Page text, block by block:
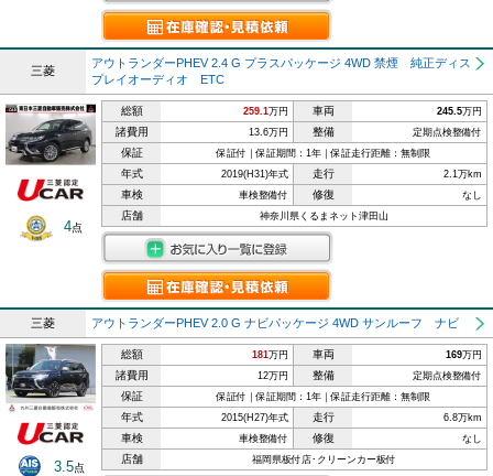
三菱
アウトランダーPHEV 2.4 G プラスパッケージ 4WD 禁煙 純正ディス
プレイオーディオ ETC
4点
総額 259.1万円 車両 245.5万円
諸費用 13.6万円 整備 定期点検整備付
保証 保証付｜保証期間：1年｜保証走行距離：無制限
年式 2019(H31)年式 走行 2.1万km
車検 車検整備付 修復 なし
店舗 神奈川県くるまネット津田山
三菱 アウトランダーPHEV 2.0 G ナビパッケージ 4WD サンルーフ ナビ
3.5点
総額 181万円 車両 169万円
諸費用 12万円 整備 定期点検整備付
保証 保証付｜保証期間：1年｜保証走行距離：無制限
年式 2015(H27)年式 走行 6.8万km
車検 車検整備付 修復 なし
店舗 福岡県板付店･クリーンカー板付